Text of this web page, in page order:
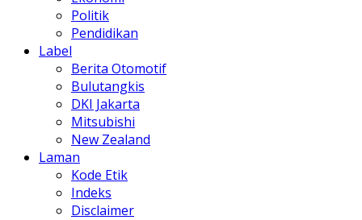
Politik
Pendidikan
Label
Berita Otomotif
Bulutangkis
DKI Jakarta
Mitsubishi
New Zealand
Laman
Kode Etik
Indeks
Disclaimer